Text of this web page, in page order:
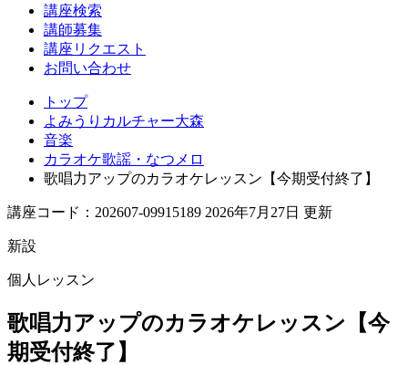
講座検索
講師募集
講座リクエスト
お問い合わせ
トップ
よみうりカルチャー大森
音楽
カラオケ歌謡・なつメロ
歌唱力アップのカラオケレッスン【今期受付終了】
講座コード：202607-09915189 2026年7月27日 更新
新設
個人レッスン
歌唱力アップのカラオケレッスン【今
期受付終了】